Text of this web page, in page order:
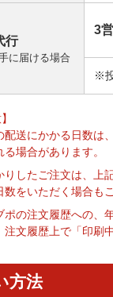
行
に届ける場合
3
※
配送にかかる日数は
る場合があります。
りしたご注文は、上
数をいただく場合も
ポの注文履歴への、
注文履歴上で「印刷
方法